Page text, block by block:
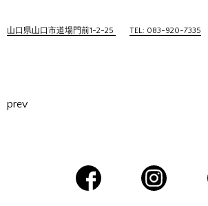
山口県山口市道場門前1-2-25 TEL: 083-920-7335
prev